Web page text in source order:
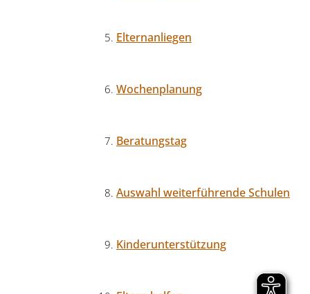
Elternanliegen
Wochenplanung
Beratungstag
Auswahl weiterführende Schulen
Kinderunterstützung